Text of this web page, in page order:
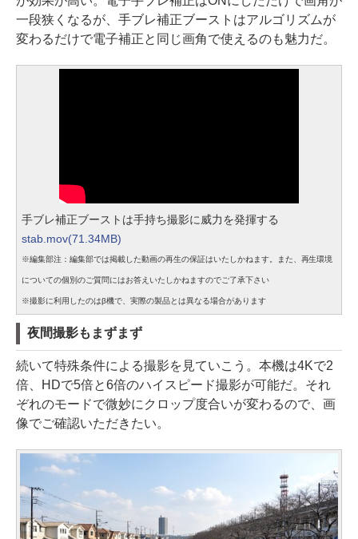
一段狭くなるが、手ブレ補正ブーストはアルゴリズムが
変わるだけで電子補正と同じ画角で使えるのも魅力だ。
手ブレ補正ブーストは手持ち撮影に威力を発揮する
stab.mov(71.34MB)
※編集部注：編集部では掲載した動画の再生の保証はいたしかねます。また、再生環境
についての個別のご質問にはお答えいたしかねますのでご了承下さい
※撮影に利用したのはβ機で、実際の製品とは異なる場合があります
夜間撮影もまずまず
続いて特殊条件による撮影を見ていこう。本機は4Kで2
倍、HDで5倍と6倍のハイスピード撮影が可能だ。それ
ぞれのモードで微妙にクロップ度合いが変わるので、画
像でご確認いただきたい。